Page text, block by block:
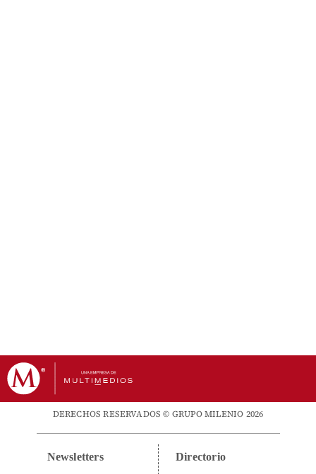
DERECHOS RESERVADOS © GRUPO MILENIO 2026
Newsletters Directorio